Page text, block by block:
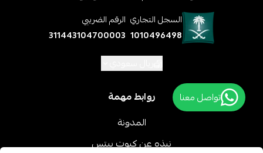
السجل التجاري
1010496498
الرقم الضريبي
311443104700003
روابط مهمة
المدونة
نبذه عن كيوت بيتس
تواصل معنا